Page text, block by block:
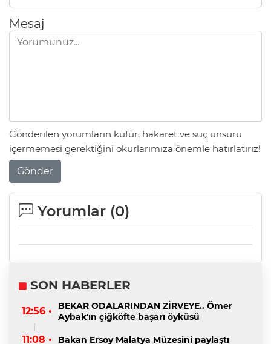
Mesaj
Gönderilen yorumların küfür, hakaret ve suç unsuru
içermemesi gerektiğini okurlarımıza önemle hatırlatırız!
Gönder
Yorumlar (0)
SON HABERLER
12:56 •
BEKAR ODALARINDAN ZİRVEYE.. Ömer
Aybak'ın çiğköfte başarı öyküsü
11:08 • Bakan Ersoy Malatya Müzesini paylaştı